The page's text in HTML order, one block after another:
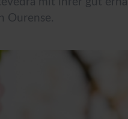
Ourense.